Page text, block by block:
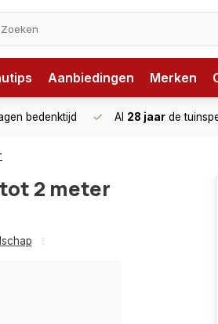
Aanbiedingen Merken
bedenktijd Al 28 jaar de
2 meter